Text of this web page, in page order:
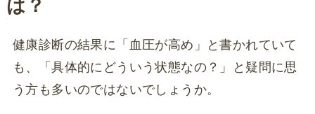
は？
健康診断の結果に「血圧が高め」と書かれていて
も、「具体的にどういう状態なの？」と疑問に思
う方も多いのではないでしょうか。